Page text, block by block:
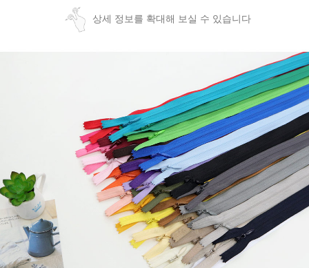
상세 정보를 확대해 보실 수 있습니다